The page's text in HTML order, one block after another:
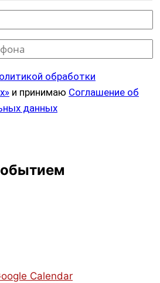
обработки
и принимаю Соглашение об
данных
Calendar